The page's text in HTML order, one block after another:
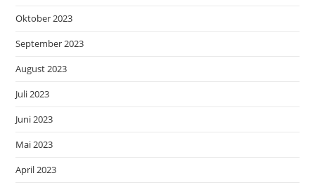
Oktober 2023
September 2023
August 2023
Juli 2023
Juni 2023
Mai 2023
April 2023